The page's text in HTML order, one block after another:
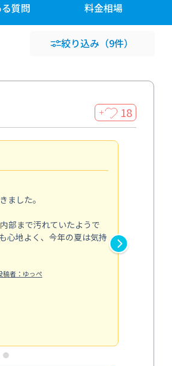
質問 料金相場
絞り込み （9件）
＋ 18
ました。
部まで汚れていたようで
心地よく、今年の夏は気持
稿者：ゆっぺ